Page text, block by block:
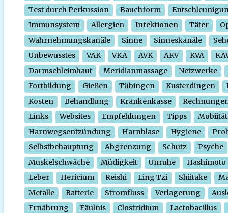
Test durch Perkussion
Bauchform
Immunsystem
Allergien Infektionen Täter
Wahrnehmungskanäle
Sinne Sinneskanäle
Unbewusstes
VAK VKA AVK AKV KVA
Darmschleimhaut
Meridianmassage
Netzwerke
Fortbildung
Gießen Tübingen Kusterdingen
Kosten
Behandlung Krankenkasse
Links
Websites Empfehlungen Tipps
Mobiität
Harnwegsentzündung
Harnblase Hygiene
Selbstbehauptung
Abgrenzung Schutz
Psyche
Muskelschwäche
Müdigkeit Unruhe
Hashimoto
Leber
Hericium Reishi Ling Tzi Shiitake
Metalle
Batterie Stromfluss Verlagerung
Ernährung
Fäulnis Clostridium
Lactobacillus